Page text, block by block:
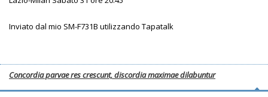
Inviato dal mio SM-F731B utilizzando Tapatalk
Concordia parvae res crescunt, discordia maximae dilabuntur